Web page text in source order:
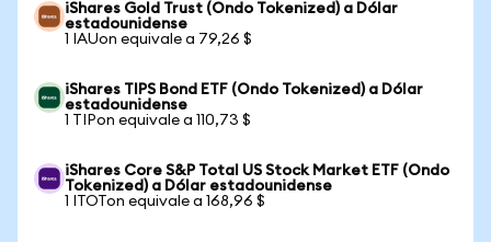
iShares Gold Trust (Ondo Tokenized) a Dólar
estadounidense
1 IAUon equivale a 79,26 $
iShares TIPS Bond ETF (Ondo Tokenized) a Dólar
estadounidense
1 TIPon equivale a 110,73 $
iShares Core S&P Total US Stock Market ETF (Ondo
Tokenized) a Dólar estadounidense
1 ITOTon equivale a 168,96 $